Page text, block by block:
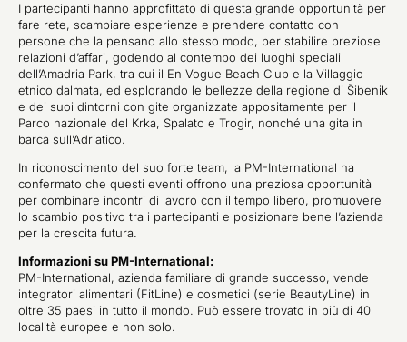
I partecipanti hanno approfittato di questa grande opportunità per
fare rete, scambiare esperienze e prendere contatto con
persone che la pensano allo stesso modo, per stabilire preziose
relazioni d’affari, godendo al contempo dei luoghi speciali
dell’Amadria Park, tra cui il En Vogue Beach Club e la Villaggio
etnico dalmata, ed esplorando le bellezze della regione di Šibenik
e dei suoi dintorni con gite organizzate appositamente per il
Parco nazionale del Krka, Spalato e Trogir, nonché una gita in
barca sull’Adriatico.
In riconoscimento del suo forte team, la PM-International ha
confermato che questi eventi offrono una preziosa opportunità
per combinare incontri di lavoro con il tempo libero, promuovere
lo scambio positivo tra i partecipanti e posizionare bene l’azienda
per la crescita futura.
Informazioni su PM-International:
PM-International, azienda familiare di grande successo, vende
integratori alimentari (FitLine) e cosmetici (serie BeautyLine) in
oltre 35 paesi in tutto il mondo. Può essere trovato in più di 40
località europee e non solo.